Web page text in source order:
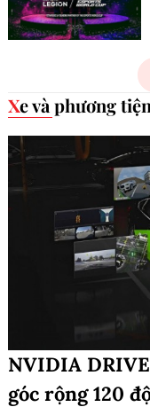
Xe và phương tiện
NVIDIA
góc rộng 120